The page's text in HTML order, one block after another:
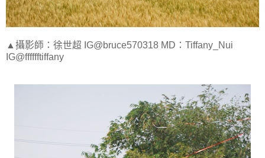
▲攝影師：徐世超 IG@bruce570318 MD：Tiffany_Nui
IG@fffffftiffany